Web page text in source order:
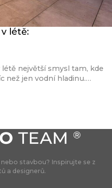
létě:
největší smysl tam, kde
než jen vodní hladinu.…
stavbou? Inspirujte se z
a designerů.